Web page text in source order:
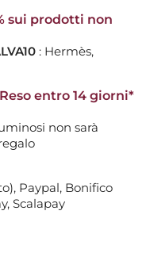
sui prodotti non
: Hermès,
entro 14 giorni*
non sarà
Paypal, Bonifico
Scalapay